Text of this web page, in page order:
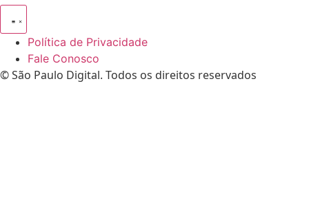
Política de Privacidade
Fale Conosco
© São Paulo Digital. Todos os direitos reservados